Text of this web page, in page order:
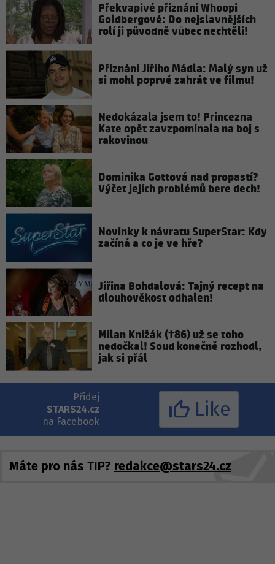
Překvapivé přiznání Whoopi
Goldbergové: Do nejslavnějších
rolí ji původně vůbec nechtěli!
Přiznání Jiřího Mádla: Malý syn už
si mohl poprvé zahrát ve filmu!
Nedokázala jsem to! Princezna
Kate opět zavzpomínala na boj s
rakovinou
Dominika Gottová nad propastí?
Výčet jejích problémů bere dech!
Novinky k návratu SuperStar: Kdy
začíná a co je ve hře?
Jiřina Bohdalová: Tajný recept na
dlouhověkost odhalen!
Milan Knížák (†86) už se toho
nedočkal! Soud konečně rozhodl,
jak si přál
Přidej
STARS24.cz
na Facebook
Like
Máte pro nás TIP? redakce@stars24.cz